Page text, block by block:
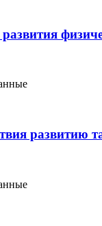
развитию